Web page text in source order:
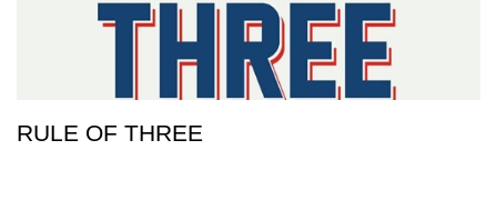
RULE OF THREE